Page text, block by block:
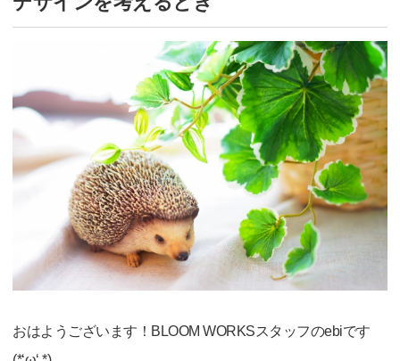
おはようございます！BLOOM WORKSスタッフのebiです